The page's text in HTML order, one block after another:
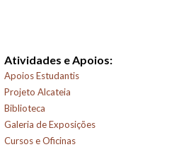
Atividades e Apoios:
Apoios Estudantis
Projeto Alcateia
Biblioteca
Galeria de Exposições
Cursos e Oficinas